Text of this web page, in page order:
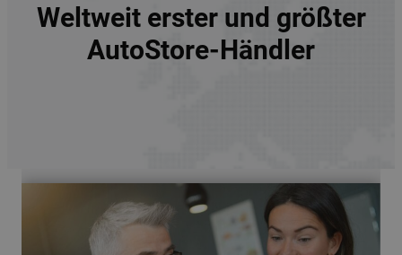
Weltweit erster und größter
AutoStore-Händler